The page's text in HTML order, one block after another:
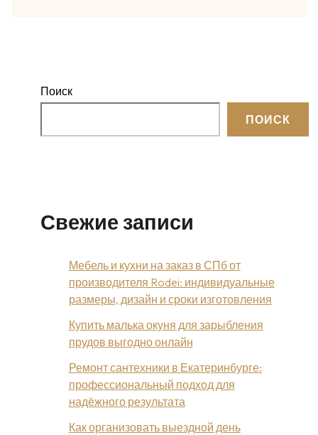
Поиск
ПОИСК
Свежие записи
Мебель и кухни на заказ в СПб от
производителя Rodei: индивидуальные
размеры, дизайн и сроки изготовления
Купить малька окуня для зарыбления
прудов выгодно онлайн
Ремонт сантехники в Екатеринбурге:
профессиональный подход для
надёжного результата
Как организовать выездной день